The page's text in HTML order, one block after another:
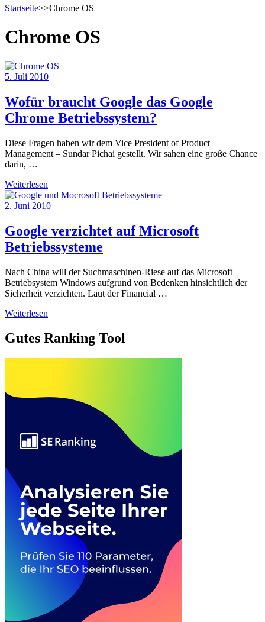
Startseite>>Chrome OS
Chrome OS
5. Juli 2010
Wofür braucht Google das Google
Chrome Betriebssystem?
Diese Fragen haben wir dem Vice President of Product
Management – Sundar Pichai gestellt. Wir sahen eine große Chance
darin, …
Weiterlesen
2. Juni 2010
Google verzichtet auf Microsoft
Betriebssysteme
Nach China will der Suchmaschinen-Riese auf das Microsoft
Betriebsystem Windows aufgrund von Bedenken hinsichtlich der
Sicherheit verzichten. Laut der Financial …
Weiterlesen
Gutes Ranking Tool